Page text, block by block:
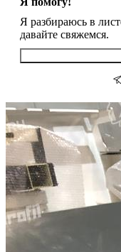
Я разбираюсь в
давайте свяжемся.